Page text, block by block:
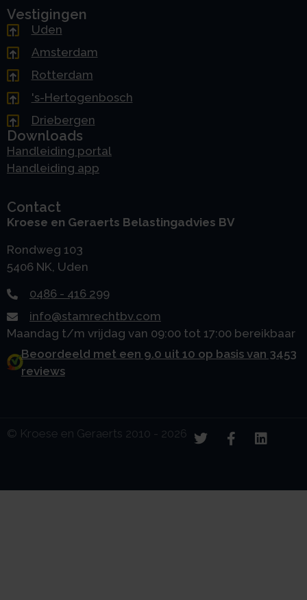
Vestigingen
Uden
Amsterdam
Rotterdam
's-Hertogenbosch
Driebergen
Downloads
Handleiding portal
Handleiding app
Contact
Kroese en Geraerts Belastingadvies BV
Rondweg 103
5406 NK, Uden
0486 - 416 299
info@stamrechtbv.com
Maandag t/m vrijdag van 09:00 tot 17:00 bereikbaar
Beoordeeld met een 9.0 uit 10 op basis van 3453
reviews
© Kroese en Geraerts 2010 - 2026